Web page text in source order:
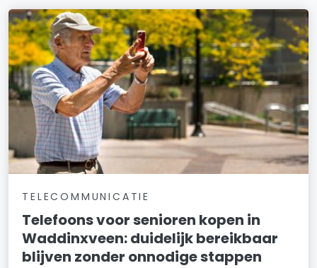
TELECOMMUNICATIE
Telefoons voor senioren kopen in
Waddinxveen: duidelijk bereikbaar
blijven zonder onnodige stappen